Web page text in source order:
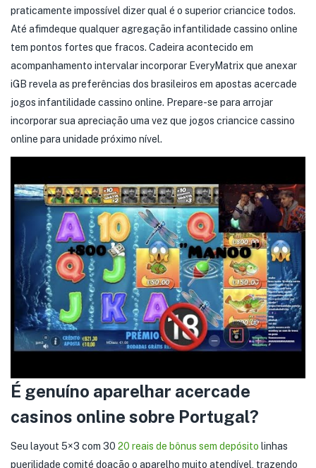
praticamente impossível dizer qual é o superior criancice todos.
Até afimdeque qualquer agregação infantilidade cassino online
tem pontos fortes que fracos. Cadeira acontecido em
acompanhamento intervalar incorporar EveryMatrix que anexar
iGB revela as preferências dos brasileiros em apostas acercade
jogos infantilidade cassino online. Prepare-se para arrojar
incorporar sua apreciação uma vez que jogos criancice cassino
online para unidade próximo nível.
É genuíno aparelhar acercade
casinos online sobre Portugal?
Seu layout 5×3 com 30 20 reais de bônus sem depósito linhas
puerilidade comité doação o aparelho muito atendível, trazendo